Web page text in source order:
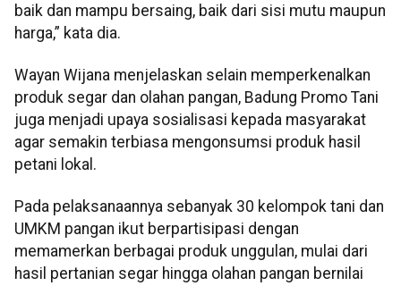
baik dan mampu bersaing, baik dari sisi mutu maupun
harga,” kata dia.
Wayan Wijana menjelaskan selain memperkenalkan
produk segar dan olahan pangan, Badung Promo Tani
juga menjadi upaya sosialisasi kepada masyarakat
agar semakin terbiasa mengonsumsi produk hasil
petani lokal.
Pada pelaksanaannya sebanyak 30 kelompok tani dan
UMKM pangan ikut berpartisipasi dengan
memamerkan berbagai produk unggulan, mulai dari
hasil pertanian segar hingga olahan pangan bernilai